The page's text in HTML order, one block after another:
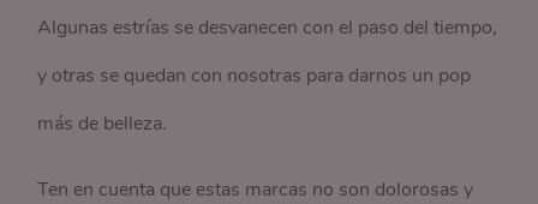
Algunas estrías se desvanecen con el paso del tiempo,
y otras se quedan con nosotras para darnos un pop
más de belleza.
Ten en cuenta que estas marcas no son dolorosas y